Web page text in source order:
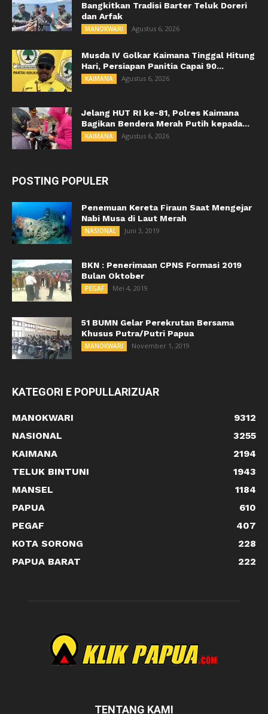
Bangkitkan Tradisi Barter Teluk Doreri
dan Arfak
MANOKWARI Agustus 6, 2026
Musda IV Golkar Kaimana Tinggal Hitung
Hari, Persiapan Panitia Capai 90...
KAIMANA Agustus 6, 2026
Jelang HUT RI ke-81, Polres Kaimana
Bagikan Bendera Merah Putih kepada...
KAIMANA Agustus 6, 2026
POSTING POPULER
Penemuan Kereta Firaun Saat Mengejar
Nabi Musa di Laut Merah
NASIONAL Juni 3, 2019
BKN : Penerimaan CPNS Formasi 2019
Bulan Oktober
PEGAF Mei 4, 2019
51 BUMN Gelar Perekrutan Bersama
Khusus Putra/Putri Papua
MANOKWARI November 1, 2019
KATEGORI E POPULLARIZUAR
MANOKWARI
9312
NASIONAL
3255
KAIMANA
2194
TELUK BINTUNI
1943
MANSEL
1184
PAPUA
610
PEGAF
407
KOTA SORONG
228
PAPUA BARAT
222
TENTANG KAMI